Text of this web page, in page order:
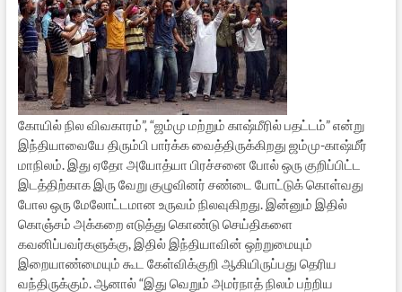
கோயில் நில விவகாரம்”, “ஜம்மு மற்றும் காஷ்மீரில் பதட்டம்” என்று
இந்தியாவையே திரும்பி பார்க்க வைத்திருக்கிறது ஜம்மு-காஷ்மீர்
மாநிலம். இது ஏதோ அயோத்யா பிரச்சனை போல் ஒரு குறிப்பிட்ட
இடத்திற்காக இரு வேறு குழுவினர் சண்டை போட்டுக் கொள்வது
போல ஒரு மேலோட்டமான உருவம் நிலவுகிறது. இன்னும் இதில்
கொஞ்சம் அக்கறை எடுத்து கொண்டு செய்திகளை
கவனிப்பவர்களுக்கு, இதில் இந்தியாவின் ஒற்றுமையும்
இறையாண்மையும் கூட கேள்விக்குறி ஆகியிருப்பது தெரிய
வந்திருக்கும். ஆனால் “இது வெறும் அமர்நாத் நிலம் பற்றிய